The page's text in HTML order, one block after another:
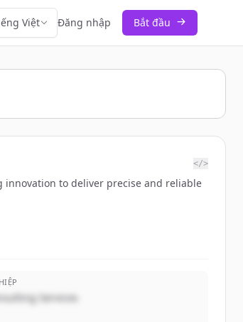
Việt Đăng nhập Bắt đầu
</>
to deliver precise and reliable
Services